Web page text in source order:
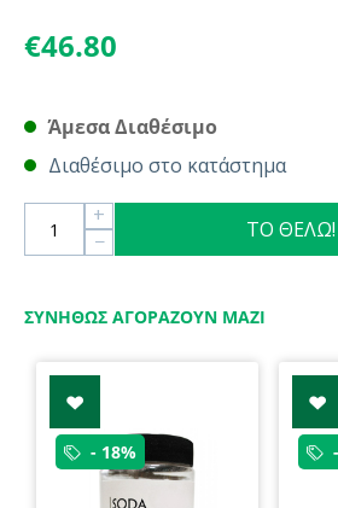
€46.80
Άμεσα Διαθέσιμο
Διαθέσιμο στο κατάστημα
+
−
ΤΟ ΘΕΛΩ!
ΣΥΝΉΘΩΣ ΑΓΟΡΆΖΟΥΝ ΜΑΖΊ
- 18%